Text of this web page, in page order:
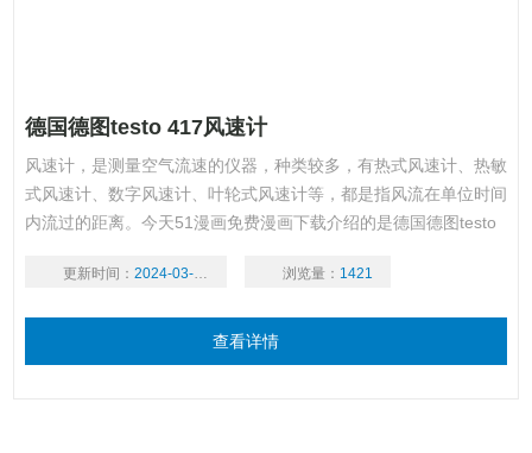
德国德图testo 417风速计
风速计，是测量空气流速的仪器，种类较多，有热式风速计、热敏
式风速计、数字风速计、叶轮式风速计等，都是指风流在单位时间
内流过的距离。今天51漫画免费漫画下载介绍的是德国德图testo
的风速测量。显示屏上可显示风速、温度、体积流量及气流方向。
更新时间： 2024-03-19 浏览量： 1421
查看详情